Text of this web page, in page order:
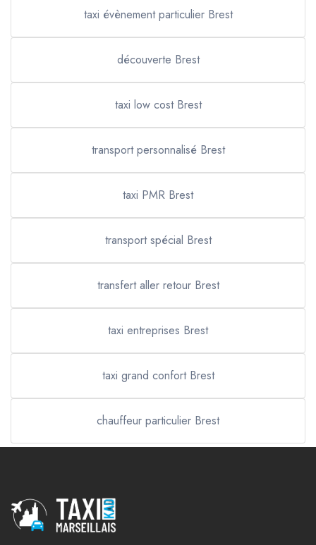
taxi évènement particulier Brest
découverte Brest
taxi low cost Brest
transport personnalisé Brest
taxi PMR Brest
transport spécial Brest
transfert aller retour Brest
taxi entreprises Brest
taxi grand confort Brest
chauffeur particulier Brest